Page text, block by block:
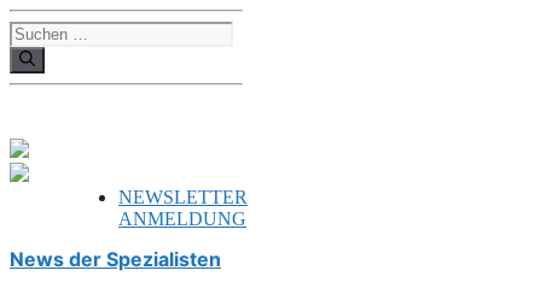
Suchen
nach:
NEWSLETTER
ANMELDUNG
News der Spezialisten